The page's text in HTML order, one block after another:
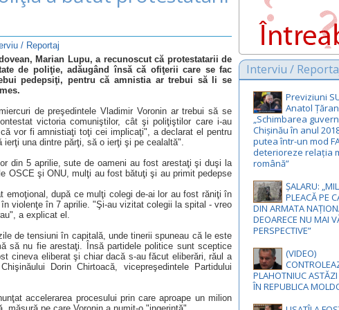
/ Reportaj
Marian Lupu, a recunoscut că protestatarii de
de poliţie, adăugând însă că ofiţerii care se fac
pedepsiţi, pentru că amnistia ar trebui să li se
de preşedintele Vladimir Voronin ar trebui să se
victoria comuniştilor, cât şi poliţiştilor care i-au
vor fi amnistiaţi toţi cei implicaţi", a declarat el pentru
una dintre părţi, să o ierţi şi pe cealaltă".
din 5 aprilie, sute de oameni au fost arestaţi şi duşi la
OSCE şi ONU, mulţi au fost bătuţi şi au primit pedepse
emoţional, după ce mulţi colegi de-ai lor au fost răniţi în
violenţe în 7 aprilie. "Şi-au vizitat colegii la spital - vreo
a explicat el.
de tensiuni în capitală, unde tinerii spuneau că le este
să nu fie arestaţi. Însă partidele politice sunt sceptice
cineva eliberat şi chiar dacă s-au făcut eliberări, răul a
Dorin Chirtoacă, vicepreşedintele Partidului
accelerarea procesului prin care aproape un milion
Interviu /
Previziuni
Anatol
„Schimbarea
Chișinău în anul
putea într-un mod
deterioreze relația
română”
ȘALARU:
PLEACĂ PE
DIN ARMATA
DEOARECE NU MAI
PERSPECTIVE”
(VIDEO)
PLAHOTNIUC
ÎN REPUBLICA